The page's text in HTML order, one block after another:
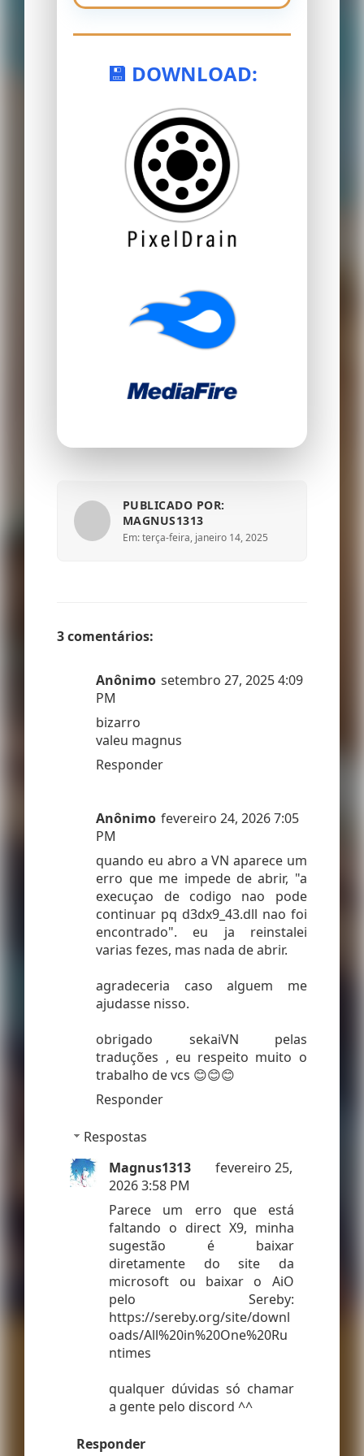
💾 DOWNLOAD:
PUBLICADO POR:
MAGNUS1313
Em: terça-feira, janeiro 14, 2025
3 comentários:
Anônimo setembro 27, 2025 4:09
PM
bizarro
valeu magnus
Responder
Anônimo fevereiro 24, 2026 7:05
PM
quando eu abro a VN aparece um
erro que me impede de abrir, "a
execuçao de codigo nao pode
continuar pq d3dx9_43.dll nao foi
encontrado". eu ja reinstalei
varias fezes, mas nada de abrir.
agradeceria caso alguem me
ajudasse nisso.
obrigado sekaiVN pelas
traduções , eu respeito muito o
trabalho de vcs 😊😊😊
Responder
Respostas
Magnus1313
fevereiro 25,
2026 3:58 PM
Parece um erro que está
faltando o direct X9, minha
sugestão é baixar
diretamente do site da
microsoft ou baixar o AiO
pelo Sereby:
https://sereby.org/site/downl
oads/All%20in%20One%20Ru
ntimes
qualquer dúvidas só chamar
a gente pelo discord ^^
Responder